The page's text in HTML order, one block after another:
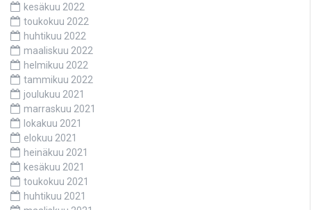
kesäkuu 2022
toukokuu 2022
huhtikuu 2022
maaliskuu 2022
helmikuu 2022
tammikuu 2022
joulukuu 2021
marraskuu 2021
lokakuu 2021
elokuu 2021
heinäkuu 2021
kesäkuu 2021
toukokuu 2021
huhtikuu 2021